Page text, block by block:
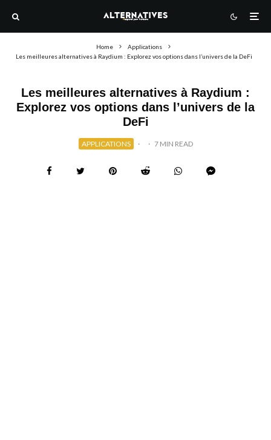
Home
Applications
Les meilleures alternatives à Raydium : Explorez vos options dans l’univers de la DeFi
Les meilleures alternatives à Raydium :
Explorez vos options dans l’univers de la
DeFi
APPLICATIONS · · 7 MIN READ